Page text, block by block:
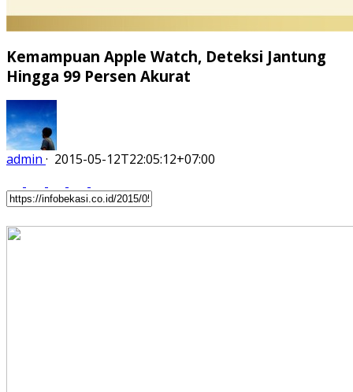
Kemampuan Apple Watch, Deteksi Jantung
Hingga 99 Persen Akurat
admin · 2015-05-12T22:05:12+07:00